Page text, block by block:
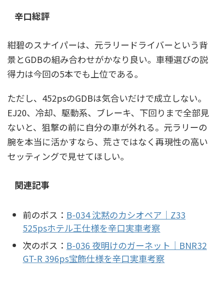
辛口総評
紺碧のスナイパーは、元ラリードライバーという背
景とGDBの組み合わせがかなり良い。車種選びの説
得力は今回の5本でも上位である。
ただし、452psのGDBは気合いだけで成立しない。
EJ20、冷却、駆動系、ブレーキ、下回りまで全部見
ないと、狙撃の前に自分の車が外れる。元ラリーの
腕を本当に活かすなら、荒さではなく再現性の高い
セッティングで見せてほしい。
関連記事
前のボス： B-034 沈黙のカシオペア｜Z33
525psホテル王仕様を辛口実車考察
次のボス： B-036 夜明けのガーネット｜BNR32
GT-R 396ps宝飾仕様を辛口実車考察